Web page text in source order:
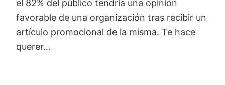
el 82% del público tendría una opinión
favorable de una organización tras recibir un
artículo promocional de la misma. Te hace
querer...